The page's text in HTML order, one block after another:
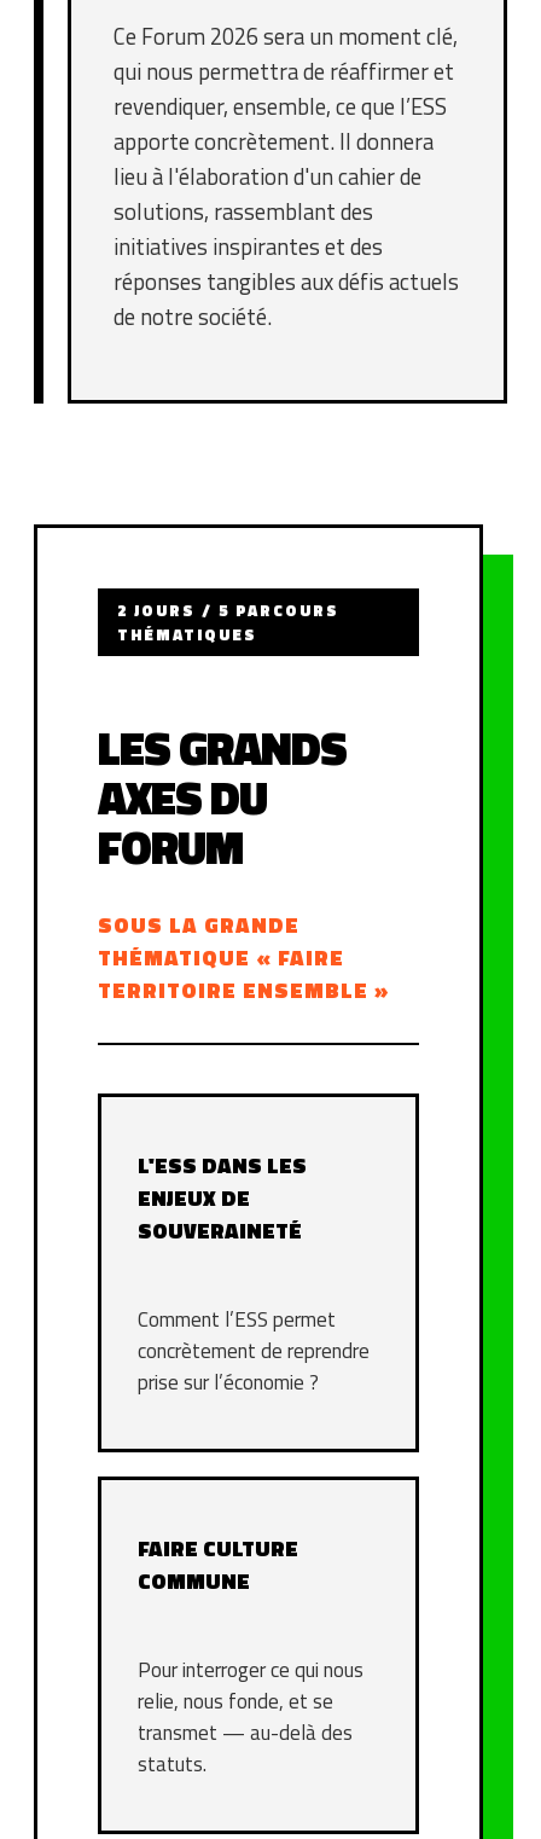
Ce Forum 2026 sera un moment clé,
qui nous permettra de réaffirmer et
revendiquer, ensemble, ce que l’ESS
apporte concrètement. Il donnera
lieu à l'élaboration d'un cahier de
solutions, rassemblant des
initiatives inspirantes et des
réponses tangibles aux défis actuels
de notre société.
2 JOURS / 5 PARCOURS
THÉMATIQUES
LES GRANDS
AXES DU
FORUM
SOUS LA GRANDE
THÉMATIQUE « FAIRE
TERRITOIRE ENSEMBLE »
L'ESS DANS LES
ENJEUX DE
SOUVERAINETÉ
Comment l’ESS permet
concrètement de reprendre
prise sur l’économie ?
FAIRE CULTURE
COMMUNE
Pour interroger ce qui nous
relie, nous fonde, et se
transmet — au-delà des
statuts.